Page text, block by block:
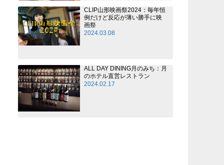
CLIP山形映画祭2024：毎年恒
例だけど反応が薄い勝手に映
画祭
2024.03.08
ALL DAY DINING月のみち：月
のホテル直営レストラン
2024.02.17